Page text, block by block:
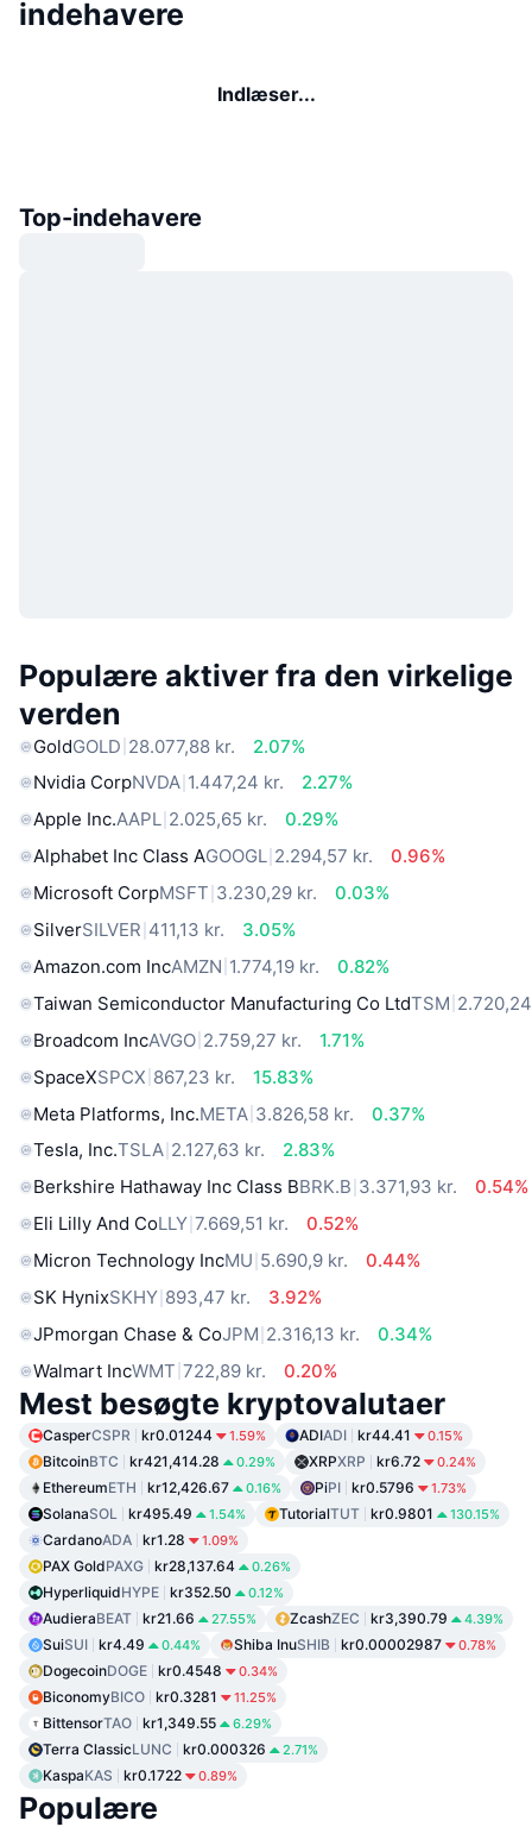
indehavere
Indlæser...
Top-indehavere
Populære aktiver fra den virkelige
verden
GoldGOLD 28.077,88 kr.
2.07%
Nvidia CorpNVDA 1.447,24 kr.
2.27%
Apple Inc.AAPL 2.025,65 kr.
0.29%
Alphabet Inc Class AGOOGL 2.294,57 kr.
0.96%
Microsoft CorpMSFT 3.230,29 kr.
0.03%
SilverSILVER 411,13 kr.
3.05%
Amazon.com IncAMZN 1.774,19 kr.
0.82%
Taiwan Semiconductor Manufacturing Co LtdTSM
Broadcom IncAVGO 2.759,27 kr.
1.71%
SpaceXSPCX 867,23 kr.
15.83%
Meta Platforms, Inc.META 3.826,58 kr.
0.37%
Tesla, Inc.TSLA 2.127,63 kr.
2.83%
Berkshire Hathaway Inc Class BBRK.B 3.371,93 kr.
0.54%
Eli Lilly And CoLLY 7.669,51 kr.
0.52%
Micron Technology IncMU 5.690,9 kr.
0.44%
SK HynixSKHY 893,47 kr.
3.92%
JPmorgan Chase & CoJPM 2.316,13 kr.
0.34%
Walmart IncWMT 722,89 kr. 0.20%
Mest besøgte kryptovalutaer
CasperCSPR kr0.01244 1.59% ADIADI kr44.41 0.15%
BitcoinBTC kr421,414.28 0.29% XRPXRP kr6.72 0.24%
EthereumETH kr12,426.67 0.16% PiPI kr0.5796 1.73%
SolanaSOL kr495.49 1.54% TutorialTUT kr0.9801 130.15%
CardanoADA kr1.28 1.09%
PAX GoldPAXG kr28,137.64 0.26%
HyperliquidHYPE kr352.50 0.12%
AudieraBEAT kr21.66 27.55% ZcashZEC kr3,390.79 4.39%
SuiSUI kr4.49 0.44% Shiba InuSHIB kr0.00002987 0.78%
DogecoinDOGE kr0.4548 0.34%
BiconomyBICO kr0.3281 11.25%
BittensorTAO kr1,349.55 6.29%
Terra ClassicLUNC kr0.000326 2.71%
KaspaKAS kr0.1722 0.89%
Populære